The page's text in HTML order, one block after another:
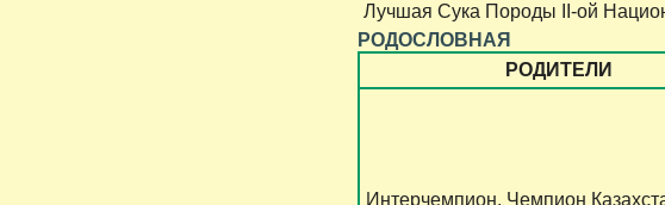
Лучшая Сука Породы II-ой
РОДОСЛОВНАЯ
РОДИТЕЛИ
Интерчемпион, Чемпион